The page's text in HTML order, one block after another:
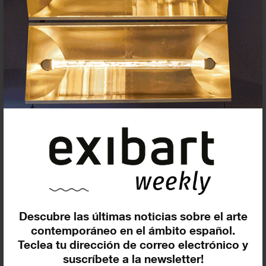
Descubre las últimas noticias sobre el arte
contemporáneo en el ámbito español.
Teclea tu dirección de correo electrónico y
suscríbete a la newsletter!
Suscríbete a la newsletter
Insertar residencias
Insertar exposición o evento